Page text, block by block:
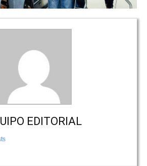
EDITORIAL